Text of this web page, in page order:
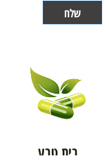
בית טבע